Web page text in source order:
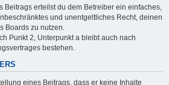
Beitrags erteilst du dem Betreiber ein einfaches,
und unentgeltliches Recht, deinen
Boards zu nutzen.
Punkt 2, Unterpunkt a bleibt auch nach
bestehen.
eines Beitrags, dass er keine Inhalte